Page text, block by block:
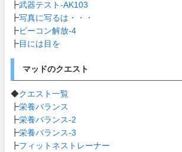
┣武器テスト-AK103
┣写真に写るは・・・
┣ビーコン解放-4
┣目には目を
マッドのクエスト
◆クエスト一覧
┣栄養バランス
┣栄養バランス-2
┣栄養バランス-3
┣フィットネストレーナー